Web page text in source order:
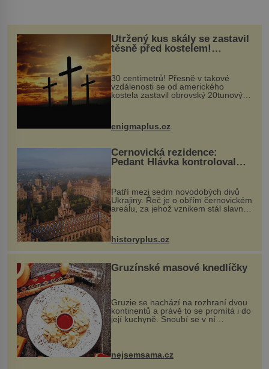
Utržený kus skály se zastavil
těsně před kostelem!
Ochránila ho boží síla?
30 centimetrů! Přesně v takové
vzdálenosti se od amerického
kostela zastavil obrovský 20tunový
...
enigmaplus.cz
Černovická rezidence:
Pedant Hlávka kontroloval
Patří mezi sedm novodobých divů
Ukrajiny. Řeč je o obřím černovickém
areálu, za jehož vznikem stál slavný
český architekt Josef Hlávka. Ten si
na něm dal mimořádně záležet. Jeho
stavební plány by při ...
historyplus.cz
Gruzínské masové knedlíčky
Gruzie se nachází na rozhraní dvou
kontinentů a právě to se promítá i do
její kuchyně. Snoubí se v ní
evropské a asijské chutě a díky tomu
vznikají rozmanité a chuťově bohaté
pokrmy, které rozhodně st...
nejsemsama.cz